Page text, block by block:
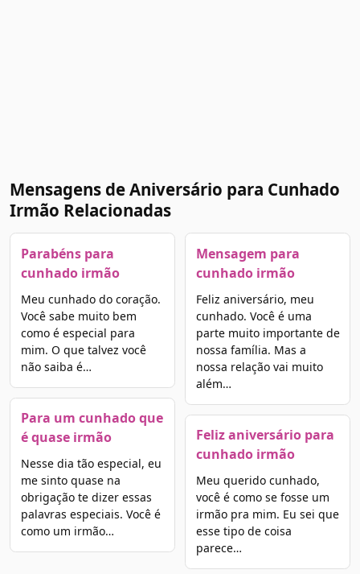
Mensagens de Aniversário para Cunhado
Irmão Relacionadas
Parabéns para
cunhado irmão
Meu cunhado do coração.
Você sabe muito bem
como é especial para
mim. O que talvez você
não saiba é…
Para um cunhado que
é quase irmão
Nesse dia tão especial, eu
me sinto quase na
obrigação te dizer essas
palavras especiais. Você é
como um irmão…
Mensagem para
cunhado irmão
Feliz aniversário, meu
cunhado. Você é uma
parte muito importante de
nossa família. Mas a
nossa relação vai muito
além…
Feliz aniversário para
cunhado irmão
Meu querido cunhado,
você é como se fosse um
irmão pra mim. Eu sei que
esse tipo de coisa
parece…